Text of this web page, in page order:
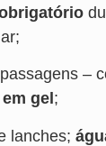
–
gel ;
lanches;